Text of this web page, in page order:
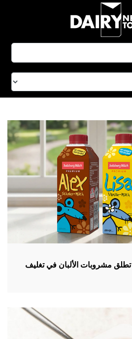
شركة SalzburgMilch تطلق مشروبات الألبان في تغليف